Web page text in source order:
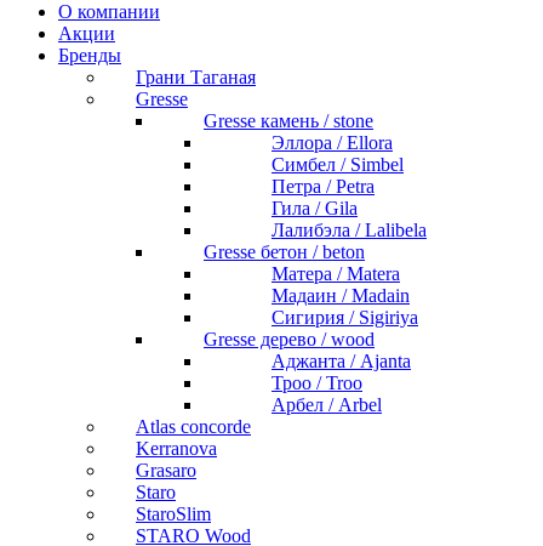
О компании
Акции
Бренды
Грани Таганая
Gresse
Gresse камень / stone
Эллора / Ellora
Симбел / Simbel
Петра / Petra
Гила / Gila
Лалибэла / Lalibela
Gresse бетон / beton
Матера / Matera
Мадаин / Madain
Сигирия / Sigiriya
Gresse дерево / wood
Аджанта / Ajanta
Троо / Troo
Арбел / Arbel
Atlas concorde
Kerranova
Grasaro
Staro
StaroSlim
STARO Wood